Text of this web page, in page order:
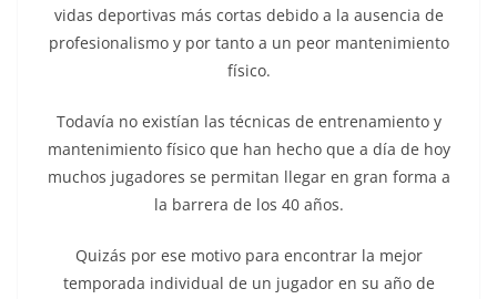
vidas deportivas más cortas debido a la ausencia de
profesionalismo y por tanto a un peor mantenimiento
físico.
Todavía no existían las técnicas de entrenamiento y
mantenimiento físico que han hecho que a día de hoy
muchos jugadores se permitan llegar en gran forma a
la barrera de los 40 años.
Quizás por ese motivo para encontrar la mejor
temporada individual de un jugador en su año de